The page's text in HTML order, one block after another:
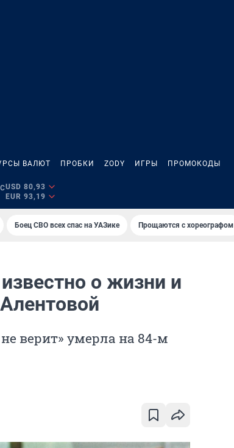
ВАЛЮТ ПРОБКИ ZODY ИГРЫ ПРОМОКОДЫ
USD 80,93
EUR 93,19
Боец СВО всех спас на УАЗике Прощаются с хореографом
о жизни и
верит» умерла на 84-м